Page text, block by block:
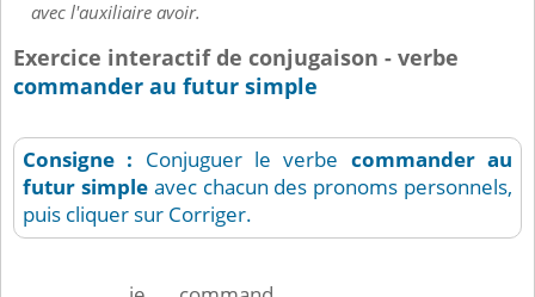
avec l'auxiliaire avoir.
Exercice interactif de conjugaison - verbe
commander au futur simple
Consigne : Conjuguer le verbe commander au
futur simpleavec chacun des pronoms personnels,
puis cliquer sur Corriger.